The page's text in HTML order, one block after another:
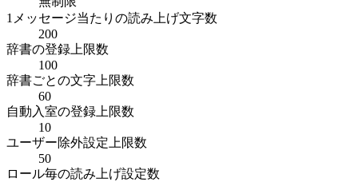
1メッセージ当たりの読み上げ文字数
200
辞書の登録上限数
100
辞書ごとの文字上限数
60
自動入室の登録上限数
10
ユーザー除外設定上限数
50
ロール毎の読み上げ設定数